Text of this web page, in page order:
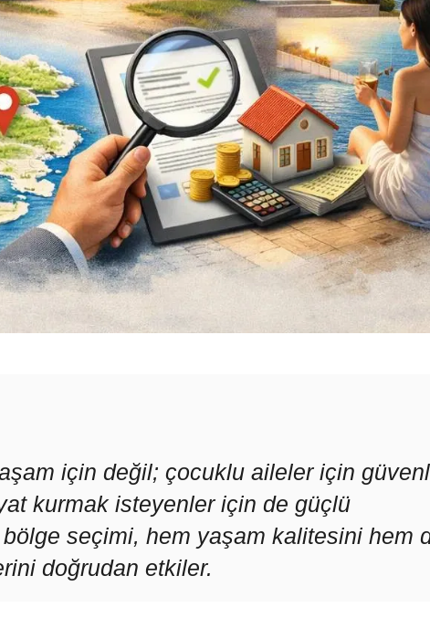
için değil; çocuklu aileler için
kurmak isteyenler için de güçlü
seçimi, hem yaşam kalitesini hem
doğrudan etkiler.